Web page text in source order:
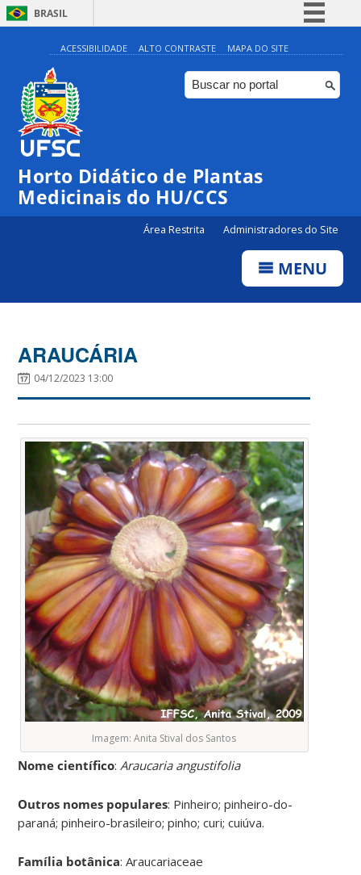
BRASIL
Simplifique!
Comunica BR
Participe
Canais
ACESSIBILIDADE ALTO CONTRASTE MAPA DO SITE
Horto Didático de Plantas
Medicinais do HU/CCS
Área Restrita Administradores do Site
MENU
ARAUCÁRIA
04/12/2023 13:00
Imagem: Anita Stival dos Santos
Nome científico: Araucaria angustifolia
Outros nomes populares: Pinheiro; pinheiro-do-
paraná; pinheiro-brasileiro; pinho; curi; cuiúva.
Família botânica: Araucariaceae